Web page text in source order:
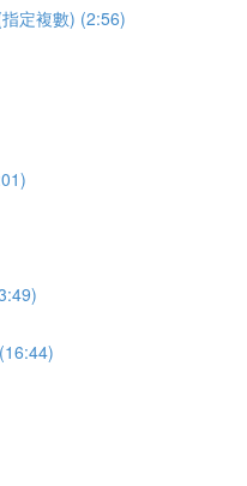
定複數) (2:56)